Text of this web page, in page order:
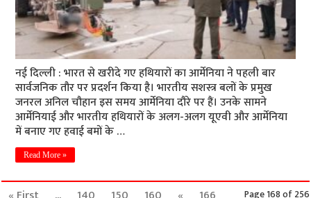
नई दिल्ली : भारत से खरीदे गए हथियारों का आर्मेनिया ने पहली बार
सार्वजनिक तौर पर प्रदर्शन किया है। भारतीय सशस्त्र बलों के प्रमुख
जनरल अनिल चौहान इस समय आर्मेनिया दौरे पर हैं। उनके सामने
आर्मेनियाई और भारतीय हथियारों के अलग-अलग यूएवी और आर्मेनिया
में बनाए गए हवाई बमों के …
Read More »
Page 168 of 256